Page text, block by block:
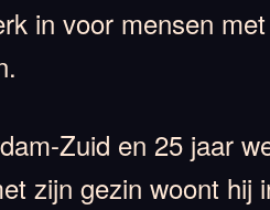
in voor mensen
Zuid en 25 jaar
zijn gezin woont hij